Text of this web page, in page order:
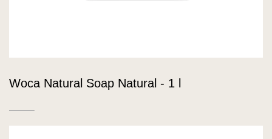
Woca Natural Soap Natural - 1 l